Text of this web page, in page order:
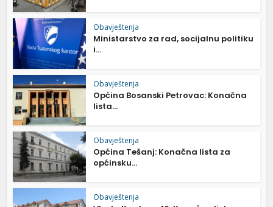
Obavještenja
Ministarstvo za rad, socijalnu politiku
i...
Obavještenja
Općina Bosanski Petrovac: Konačna
lista...
Obavještenja
Općina Tešanj: Konačna lista za
općinsku...
Obavještenja